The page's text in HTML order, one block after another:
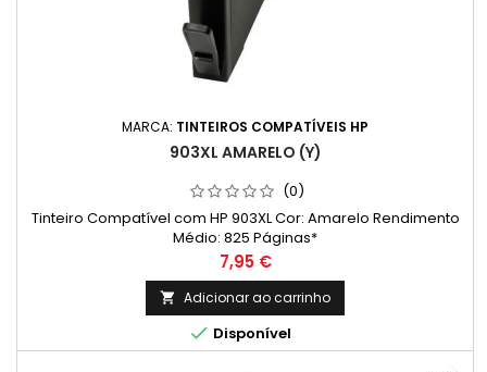
MARCA: TINTEIROS COMPATÍVEIS HP
903XL AMARELO (Y)
(0)
Tinteiro Compatível com HP 903XL Cor: Amarelo Rendimento
Médio: 825 Páginas*
Preço
7,95 €
 Adicionar ao carrinho
 Disponível